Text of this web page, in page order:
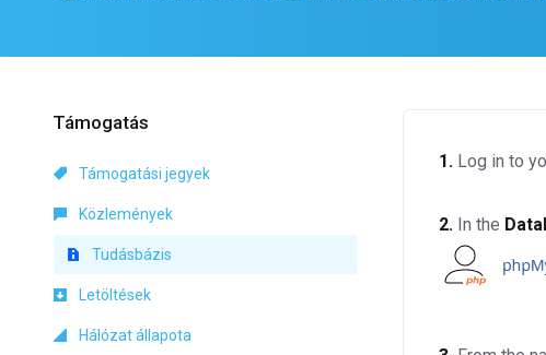
Támogatás
Támogatási jegyek
Közlemények
Tudásbázis
Letöltések
Hálózat állapota
1. Log in to
2. In the